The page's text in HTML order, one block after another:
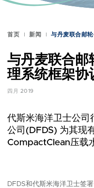
首页 新闻 与丹麦联合邮
与丹麦联合邮
理系统框架协
四月 2019
代斯米海洋卫士公司
公司(DFDS) 为其现
CompactClean压载
DFDS和代斯米海洋卫士签